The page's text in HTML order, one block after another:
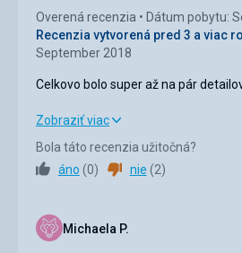
Overená recenzia
Dátum pobytu:
Recenzia vytvorená pred 3 a viac
September 2018
Celkovo bolo super až na pár
Celkovo bolo super až na pár detailov.
Strava
Okolie
Zobraziť viac
Bola táto recenzia užitočná?
áno (0) nie (2)
Michaela P.